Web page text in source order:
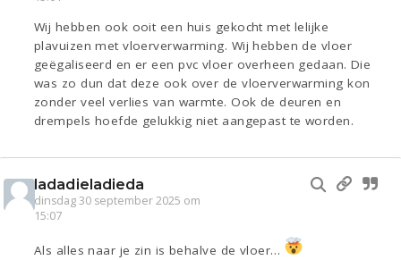
Wij hebben ook ooit een huis gekocht met lelijke
plavuizen met vloerverwarming. Wij hebben de vloer
geëgaliseerd en er een pvc vloer overheen gedaan. Die
was zo dun dat deze ook over de vloerverwarming kon
zonder veel verlies van warmte. Ook de deuren en
drempels hoefde gelukkig niet aangepast te worden.
ladadieladieda
dinsdag 30 september 2025 om
15:07
Als alles naar je zin is behalve de vloer…